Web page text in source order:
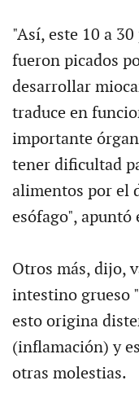
"Así, este 10 a
fueron picados
desarrollar
traduce en
importante
tener dificultad
alimentos por el
esófago", apuntó
Otros más, dijo,
intestino grueso
esto origina
(inflamación) y
otras molestias.